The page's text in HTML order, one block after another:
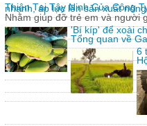
nhanh, áp lực lên sản xuất
'Bí kíp' để xoài
6
Thiện Tại Tây Ninh Của Công
Nhằm giúp đỡ trẻ em và người
Tổng quan về